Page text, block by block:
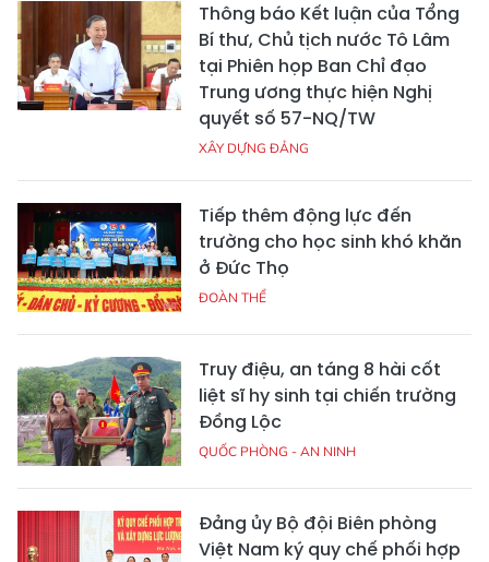
Thông báo Kết luận của Tổng
Bí thư, Chủ tịch nước Tô Lâm
tại Phiên họp Ban Chỉ đạo
Trung ương thực hiện Nghị
quyết số 57-NQ/TW
XÂY DỰNG ĐẢNG
Tiếp thêm động lực đến
trường cho học sinh khó khăn
ở Đức Thọ
ĐOÀN THỂ
Truy điệu, an táng 8 hài cốt
liệt sĩ hy sinh tại chiến trường
Đồng Lộc
QUỐC PHÒNG - AN NINH
Đảng ủy Bộ đội Biên phòng
Việt Nam ký quy chế phối hợp